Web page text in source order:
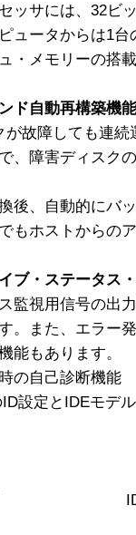
ッサには、32ビ
ュータからは1
・メモリーの搭
ド自動再構築機能
が故障しても連
、障害ディスク
後、自動的にバ
もホストからの
ブ・ステータス
監視用信号の出
。また、エラー
能もあります。
の自己診断機能
設定とIDEモデ
イプ IDE